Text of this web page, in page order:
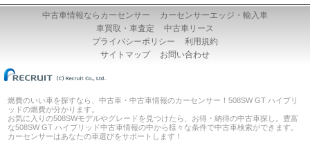
中古車情報ならカーセンサー
カーセンサーエッジ・輸入車
車買取・車査定
中古車リース
プライバシーポリシー
利用規約
サイトマップ
お問い合わせ
燃費のいい車を探すなら、中古車・中古車情報のカーセンサー！508SW GT ハイブリ
ッドの燃費が分かります。
お気に入りの508SWモデルやグレードを見つけたら、お得・納得の中古車探し。豊富
な508SW GT ハイブリッド中古車情報の中から様々な条件で中古車検索ができます。
カーセンサーはあなたの車選びをサポートします！